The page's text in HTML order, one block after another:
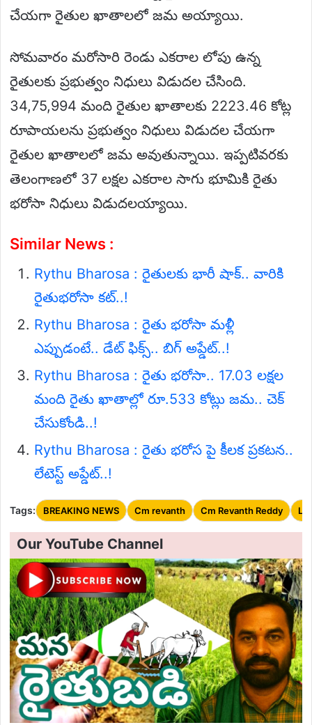
చేయగా రైతుల ఖాతాలలో జమ అయ్యాయి.
సోమవారం మరోసారి రెండు ఎకరాల లోపు ఉన్న
రైతులకు ప్రభుత్వం నిధులు విడుదల చేసింది.
34,75,994 మంది రైతుల ఖాతాలకు 2223.46 కోట్ల
రూపాయలను ప్రభుత్వం నిధులు విడుదల చేయగా
రైతుల ఖాతాలలో జమ అవుతున్నాయి. ఇప్పటివరకు
తెలంగాణలో 37 లక్షల ఎకరాల సాగు భూమికి రైతు
భరోసా నిధులు విడుదలయ్యాయి.
Similar News :
Rythu Bharosa : రైతులకు భారీ షాక్.. వారికి
రైతుభరోసా కట్..!
Rythu Bharosa : రైతు భరోసా మళ్లీ
ఎప్పుడంటే.. డేట్ ఫిక్స్.. బిగ్ అప్డేట్..!
Rythu Bharosa : రైతు భరోసా.. 17.03 లక్షల
మంది రైతు ఖాతాల్లో రూ.533 కోట్లు జమ.. చెక్
చేసుకోండి..!
Rythu Bharosa : రైతు భరోస పై కీలక ప్రకటన..
లేటెస్ట్ అప్డేట్..!
Tags: BREAKING NEWS Cm revanth Cm Revanth Reddy
Our YouTube Channel